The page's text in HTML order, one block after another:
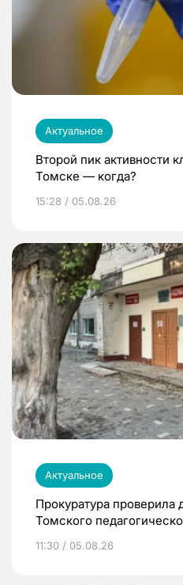
Актуальное
Второй пик активности
Томске — когда?
15:28 / 05.08.26
Актуальное
Прокуратура
Томского
11:30 / 05.08.26